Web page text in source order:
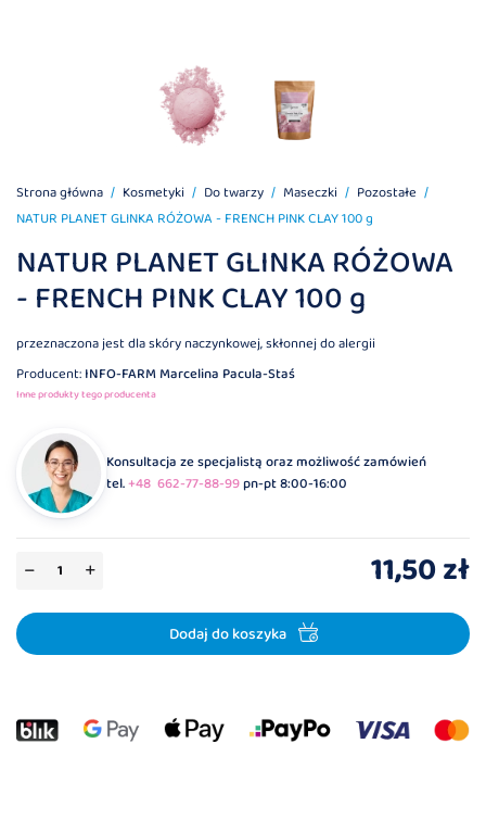
Strona główna Kosmetyki Do twarzy Maseczki
Pozostałe
NATUR PLANET GLINKA RÓŻOWA - FRENCH PINK CLAY 100 g
NATUR PLANET GLINKA RÓŻOWA
- FRENCH PINK CLAY 100 g
przeznaczona jest dla skóry naczynkowej, skłonnej do alergii
Producent:INFO-FARM Marcelina Pacula-Staś
Inne produkty tego producenta
Konsultacja ze specjalistą oraz możliwość zamówień
tel.+48 662-77-88-99pn-pt 8:00-16:00
11,50 zł
Dodaj do koszyka